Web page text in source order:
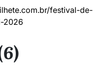
festival-de-
2026